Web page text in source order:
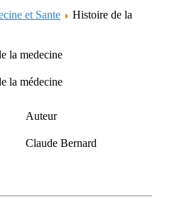
et Sante
Histoire de la
la medecine
la médecine
Auteur
Claude Bernard